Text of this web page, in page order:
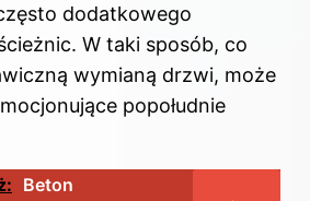
dodatkowego
W taki sposób, co
wymianą drzwi, może
popołudnie
Beton